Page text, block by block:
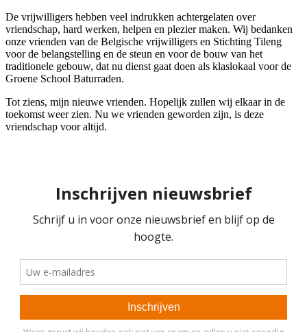
De vrijwilligers hebben veel indrukken achtergelaten over
vriendschap, hard werken, helpen en plezier maken. Wij bedanken
onze vrienden van de Belgische vrijwilligers en Stichting Tileng
voor de belangstelling en de steun en voor de bouw van het
traditionele gebouw, dat nu dienst gaat doen als klaslokaal voor de
Groene School Baturraden.
Tot ziens, mijn nieuwe vrienden. Hopelijk zullen wij elkaar in de
toekomst weer zien. Nu we vrienden geworden zijn, is deze
vriendschap voor altijd.